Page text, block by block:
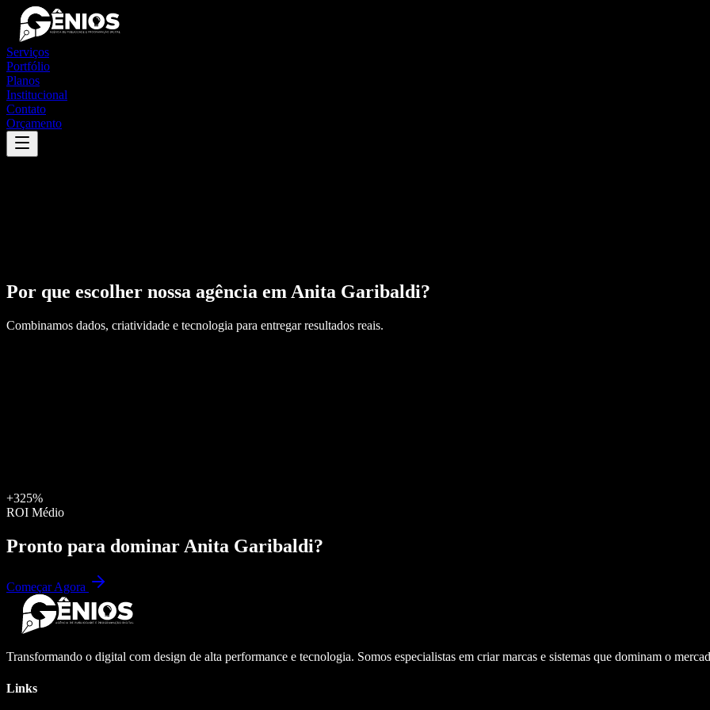
Serviços
Portfólio
Planos
Institucional
Contato
Orçamento
Por que escolher nossa agência em Anita Garibaldi?
Combinamos dados, criatividade e tecnologia para entregar resultados reais.
+325%
ROI Médio
Pronto para dominar Anita Garibaldi?
Começar Agora
Transformando o digital com design de alta performance e tecnologia. Somos especialistas em criar marcas e sistemas que dominam o
Links